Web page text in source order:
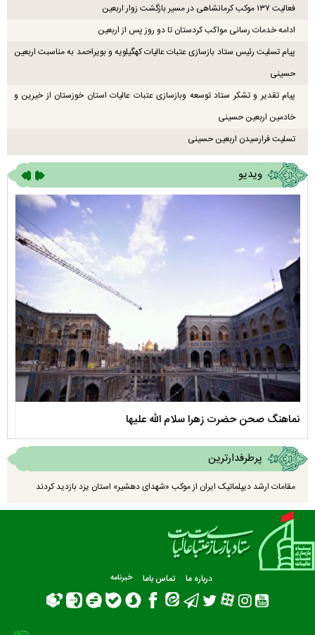
فعالیت ۱۳۷ موکب کرمانشاهی در مسیر بازگشت زوار اربعین
ادامه خدمات رسانی مواکب کردستان تا دو روز پس از اربعین
پیام تسلیت رئیس ستاد بازسازی عتبات عالیات کهگیلویه و بویراحمد به مناسبت اربعین
حسینی
پیام تقدیر و تشکر ستاد توسعه وبازسازی عتبات عالیات استان خوزستان از خیرین و
خادمین اربعین حسینی
تسلیت فرارسیدن اربعین حسینی
ویدیو
نماهنگ صحن حضرت زهرا سلام الله علیها
پرطرفدارترین
مقامات ارشد دیپلماتیک ایران از موکب «شهدای دهشیر» استان یزد بازدید کردند
درباره ما تماس باما خبرنامه